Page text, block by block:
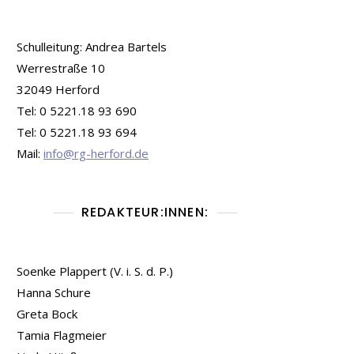
Schulleitung: Andrea Bartels
Werrestraße 10
32049 Herford
Tel: 0 5221.18 93 690
Tel: 0 5221.18 93 694
Mail: info@rg-herford.de
REDAKTEUR:INNEN:
Soenke Plappert (V. i. S. d. P.)
Hanna Schure
Greta Bock
Tamia Flagmeier